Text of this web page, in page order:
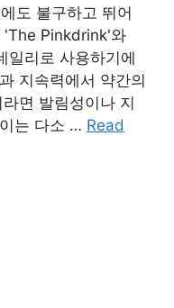
도 불구하고 뛰어
'The Pinkdrink'와
리로 사용하기에
지속력에서 약간의
면 발림성이나 지
는 다소 … Read